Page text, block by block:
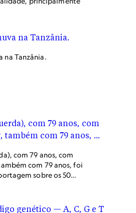
na Tanzânia.
com 79 anos, com
com 79 anos, foi
sobre os 50